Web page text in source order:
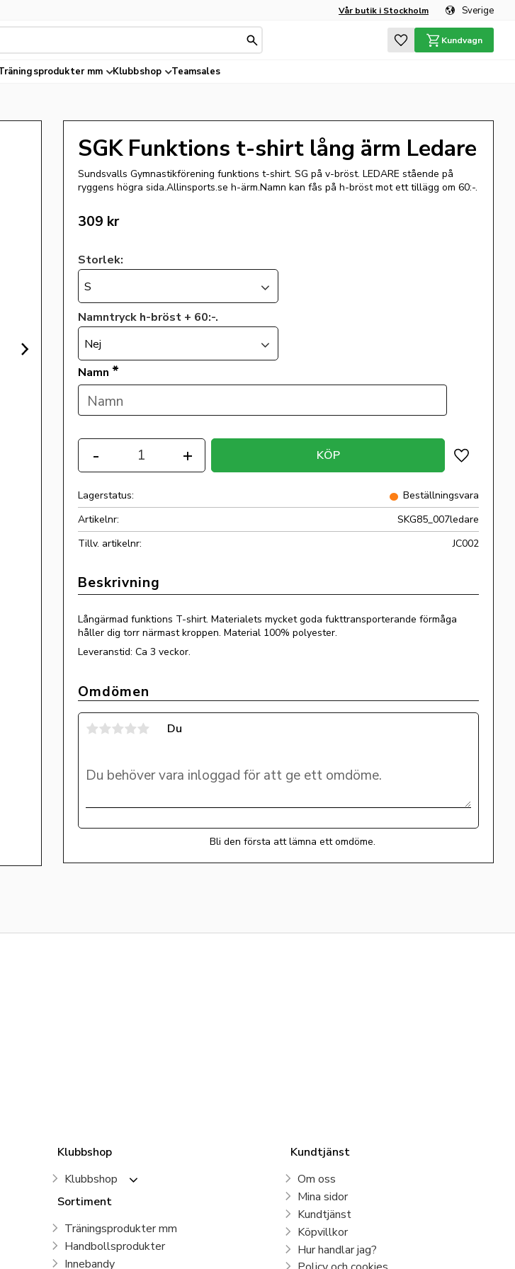
Vår butik i Stockholm Sverige
Favoriter
Kundvagn
mm Klubbshop Teamsales
SGK Funktions t-shirt lång ärm Ledare
Sundsvalls Gymnastikförening funktions t-shirt. SG på v-bröst. LEDARE stående på
ryggens högra sida.Allinsports.se h-ärm.Namn kan fås på h-bröst mot ett tillägg om 60:-.
309 kr
Storlek:
S
Namntryck h-bröst + 60:-.
Nej
+
- KÖP
Lägg till i
Namn *
Lagerstatus
Beställningsvara
Artikelnr
SKG85_007ledare
Tillv. artikelnr
JC002
Långärmad funktions T-shirt. Materialets mycket goda fukttransporterande förmåga
håller dig torr närmast kroppen. Material 100% polyester.
Leveranstid: Ca 3 veckor.
Omdömen
Du
Bli den första att lämna ett omdöme.
Klubbshop
Klubbshop
Sortiment
Träningsprodukter mm
Handbollsprodukter
Innebandy
Kundtjänst
Om oss
Mina sidor
Kundtjänst
Köpvillkor
Hur handlar jag?